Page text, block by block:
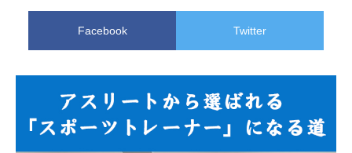
Facebook Twitter